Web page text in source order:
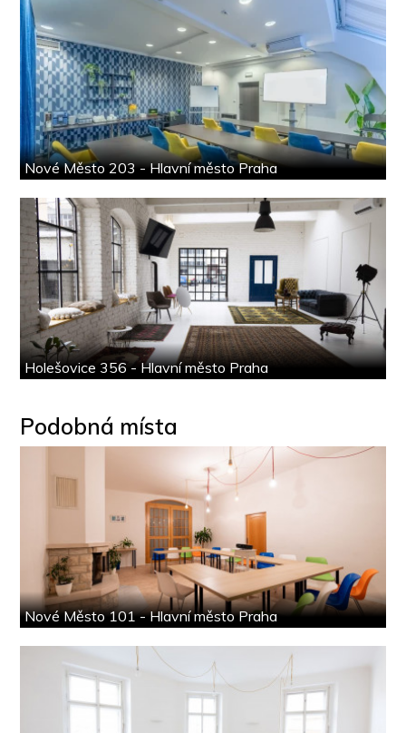
Nové Město 203 - Hlavní město Praha
Holešovice 356 - Hlavní město Praha
Podobná místa
Nové Město 101 - Hlavní město Praha